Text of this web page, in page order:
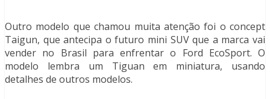
Outro modelo que chamou muita atenção foi o concept
Taigun, que antecipa o futuro mini SUV que a marca vai
vender no Brasil para enfrentar o Ford EcoSport. O
modelo lembra um Tiguan em miniatura, usando
detalhes de outros modelos.